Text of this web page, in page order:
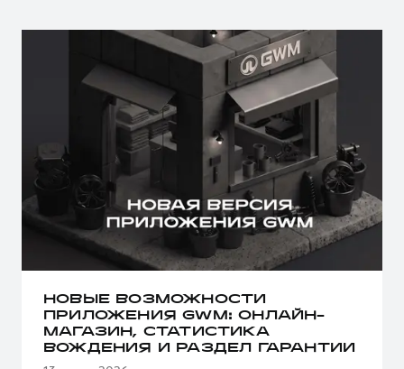
НОВЫЕ ВОЗМОЖНОСТИ
ПРИЛОЖЕНИЯ GWM: ОНЛАЙН-
МАГАЗИН, СТАТИСТИКА
ВОЖДЕНИЯ И РАЗДЕЛ ГАРАНТИИ